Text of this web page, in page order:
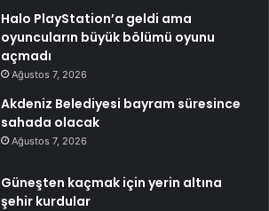
Halo PlayStation’a geldi ama
oyuncuların büyük bölümü oyunu
açmadı
Ağustos 7, 2026
Akdeniz Belediyesi bayram süresince
sahada olacak
Ağustos 7, 2026
Güneşten kaçmak için yerin altına
şehir kurdular